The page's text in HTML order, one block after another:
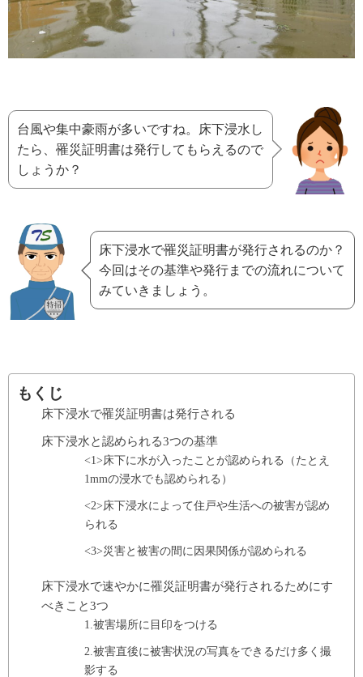
台風や集中豪雨が多いですね。床下浸水し
たら、罹災証明書は発行してもらえるので
しょうか？
床下浸水で罹災証明書が発行されるのか？
今回はその基準や発行までの流れについて
みていきましょう。
もくじ
床下浸水で罹災証明書は発行される
床下浸水と認められる3つの基準
<1>床下に水が入ったことが認められる（たとえ
1mmの浸水でも認められる）
<2>床下浸水によって住戸や生活への被害が認め
られる
<3>災害と被害の間に因果関係が認められる
床下浸水で速やかに罹災証明書が発行されるためにす
べきこと3つ
1.被害場所に目印をつける
2.被害直後に被害状況の写真をできるだけ多く撮
影する